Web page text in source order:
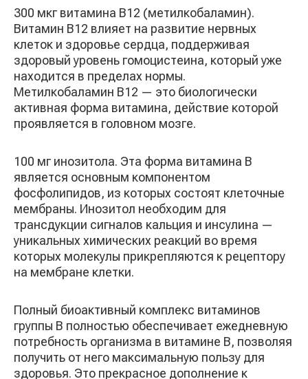
300 мкг витамина B12 (метилкобаламин).
Витамин B12 влияет на развитие нервных
клеток и здоровье сердца, поддерживая
здоровый уровень гомоцистеина, который уже
находится в пределах нормы.
Метилкобаламин B12 — это биологически
активная форма витамина, действие которой
проявляется в головном мозге.
100 мг инозитола. Эта форма витамина B
является основным компонентом
фосфолипидов, из которых состоят клеточные
мембраны. Инозитол необходим для
трансдукции сигналов кальция и инсулина —
уникальных химических реакций во время
которых молекулы прикрепляются к рецептору
на мембране клетки.
Полный биоактивный комплекс витаминов
группы B полностью обеспечивает ежедневную
потребность организма в витамине В, позволяя
получить от него максимальную пользу для
здоровья. Это прекрасное дополнение к